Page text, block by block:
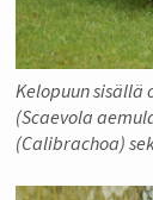
Kelopuun sisällä
(Scaevola
(Calibrachoa)